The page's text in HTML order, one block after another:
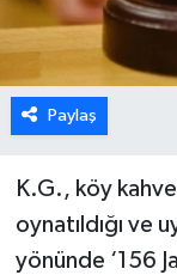
Paylaş
K.G., köy
oynatıldığı ve
yönünde ‘156